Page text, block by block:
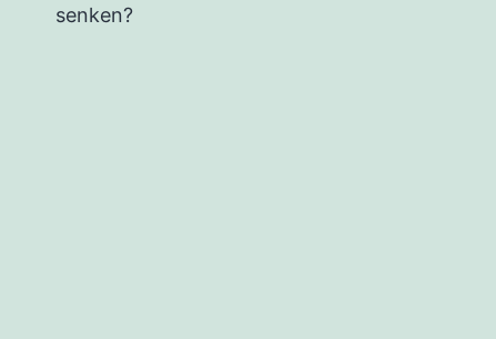
senken?